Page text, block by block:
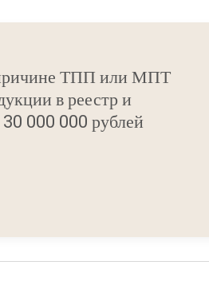
ТПП или МПТ
в реестр и
000 000 рублей